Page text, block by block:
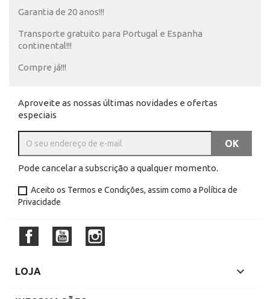
Garantia de 20 anos!!!
Transporte gratuito para Portugal e Espanha
continental!!!
Compre já!!!
Aproveite as nossas últimas novidades e ofertas
especiais
Pode cancelar a subscrição a qualquer momento.
Aceito os Termos e Condições, assim como a Política de
Privacidade
Facebook YouTube
LOJA 